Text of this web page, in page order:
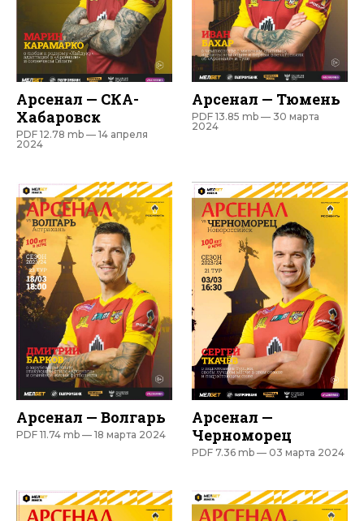
Арсенал — СКА-
Хабаровск
PDF 12.78 mb — 14 апреля
2024
Арсенал — Тюмень
PDF 13.85 mb —30 марта
2024
Арсенал — Волгарь
PDF 11.74 mb — 18 марта 2024
Арсенал —
Черноморец
PDF 7.36 mb — 03 марта 2024